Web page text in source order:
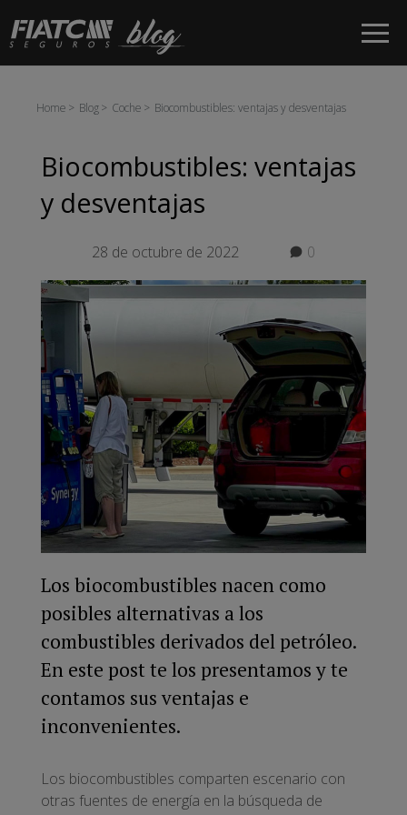
Saltar al contenido principal
Home Blog Coche Biocombustibles: ventajas y desventajas
Biocombustibles: ventajas
y desventajas
28 de octubre de 2022 0
Los biocombustibles nacen como
posibles alternativas a los
combustibles derivados del petróleo.
En este post te los presentamos y te
contamos sus ventajas e
inconvenientes.
Los biocombustibles comparten escenario con
otras fuentes de energía en la búsqueda de